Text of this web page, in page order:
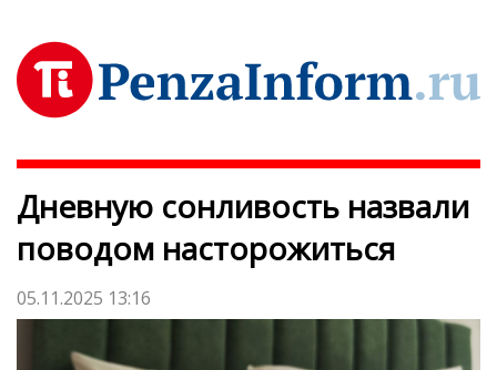
Дневную сонливость назвали
поводом насторожиться
05.11.2025 13:16